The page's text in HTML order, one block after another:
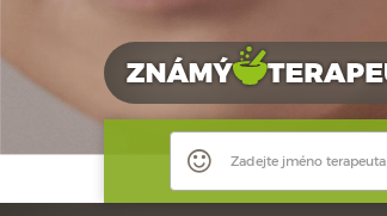
Zadejte jméno terapeuta